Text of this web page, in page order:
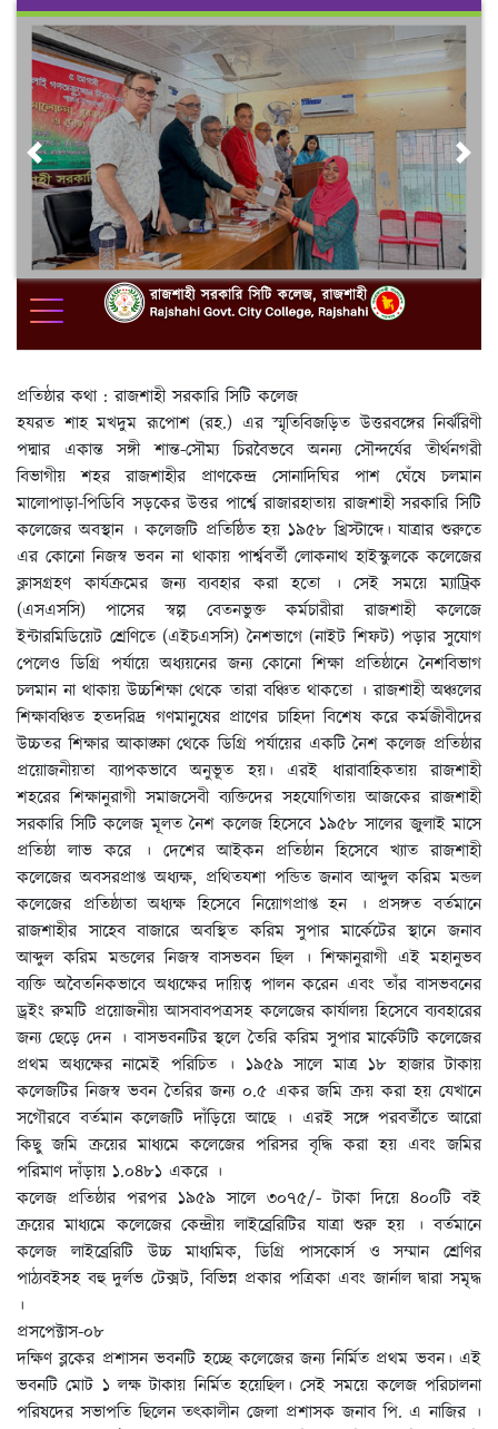
Skip
content
Previous
প্রতিষ্ঠার কথা : রাজশাহী সরকারি সিটি কলেজ
হযরত শাহ মখদুম রূপোশ (রহ.) এর স্মৃতিবিজড়িত উত্তরবঙ্গের নির্ঝরিণী
পদ্মার একান্ত সঙ্গী শান্ত-সৌম্য চিরবৈভবে অনন্য সৌন্দর্যের তীর্থনগরী
বিভাগীয় শহর রাজশাহীর প্রাণকেন্দ্র সোনাদিঘির পাশ ঘেঁষে চলমান
মালোপাড়া-পিডিবি সড়কের উত্তর পার্শ্বে রাজারহাতায় রাজশাহী সরকারি সিটি
কলেজের অবস্থান । কলেজটি প্রতিষ্ঠিত হয় ১৯৫৮ খ্রিস্টাব্দে। যাত্রার শুরুতে
এর কোনো নিজস্ব ভবন না থাকায় পার্শ্ববর্তী লোকনাথ হাইস্কুলকে কলেজের
ক্লাসগ্রহণ কার্যক্রমের জন্য ব্যবহার করা হতো । সেই সময়ে ম্যাট্রিক
(এসএসসি) পাসের স্বল্প বেতনভুক্ত কর্মচারীরা রাজশাহী কলেজে
ইন্টারমিডিয়েট শ্রেণিতে (এইচএসসি) নৈশভাগে (নাইট শিফট) পড়ার সুযোগ
পেলেও ডিগ্রি পর্যায়ে অধ্যয়নের জন্য কোনো শিক্ষা প্রতিষ্ঠানে নৈশবিভাগ
চলমান না থাকায় উচ্চশিক্ষা থেকে তারা বঞ্চিত থাকতো । রাজশাহী অঞ্চলের
শিক্ষাবঞ্চিত হতদরিদ্র গণমানুষের প্রাণের চাহিদা বিশেষ করে কর্মজীবীদের
উচ্চতর শিক্ষার আকাঙ্ক্ষা থেকে ডিগ্রি পর্যায়ের একটি নৈশ কলেজ প্রতিষ্ঠার
প্রয়োজনীয়তা ব্যাপকভাবে অনুভূত হয়। এরই ধারাবাহিকতায় রাজশাহী
শহরের শিক্ষানুরাগী সমাজসেবী ব্যক্তিদের সহযোগিতায় আজকের রাজশাহী
সরকারি সিটি কলেজ মূলত নৈশ কলেজ হিসেবে ১৯৫৮ সালের জুলাই মাসে
প্রতিষ্ঠা লাভ করে । দেশের আইকন প্রতিষ্ঠান হিসেবে খ্যাত রাজশাহী
কলেজের অবসরপ্রাপ্ত অধ্যক্ষ, প্রথিতযশা পন্ডিত জনাব আব্দুল করিম মন্ডল
কলেজের প্রতিষ্ঠাতা অধ্যক্ষ হিসেবে নিয়োগপ্রাপ্ত হন । প্রসঙ্গত বর্তমানে
রাজশাহীর সাহেব বাজারে অবস্থিত করিম সুপার মার্কেটের স্থানে জনাব
আব্দুল করিম মন্ডলের নিজস্ব বাসভবন ছিল । শিক্ষানুরাগী এই মহানুভব
ব্যক্তি অবৈতনিকভাবে অধ্যক্ষের দায়িত্ব পালন করেন এবং তাঁর বাসভবনের
ড্রইং রুমটি প্রয়োজনীয় আসবাবপত্রসহ কলেজের কার্যালয় হিসেবে ব্যবহারের
জন্য ছেড়ে দেন । বাসভবনটির স্থলে তৈরি করিম সুপার মার্কেটটি কলেজের
প্রথম অধ্যক্ষের নামেই পরিচিত । ১৯৫৯ সালে মাত্র ১৮ হাজার টাকায়
কলেজটির নিজস্ব ভবন তৈরির জন্য ০.৫ একর জমি ক্রয় করা হয় যেখানে
সগৌরবে বর্তমান কলেজটি দাঁড়িয়ে আছে । এরই সঙ্গে পরবর্তীতে আরো
কিছু জমি ক্রয়ের মাধ্যমে কলেজের পরিসর বৃদ্ধি করা হয় এবং জমির
পরিমাণ দাঁড়ায় ১.০৪৮১ একরে ।
কলেজ প্রতিষ্ঠার পরপর ১৯৫৯ সালে ৩০৭৫/- টাকা দিয়ে ৪০০টি বই
ক্রয়ের মাধ্যমে কলেজের কেন্দ্রীয় লাইব্রেরিটির যাত্রা শুরু হয় । বর্তমানে
কলেজ লাইব্রেরিটি উচ্চ মাধ্যমিক, ডিগ্রি পাসকোর্স ও সম্মান শ্রেণির
পাঠ্যবইসহ বহু দুর্লভ টেক্সট, বিভিন্ন প্রকার পত্রিকা এবং জার্নাল দ্বারা সমৃদ্ধ
।
প্রসপেক্টাস-০৮
দক্ষিণ ব্লকের প্রশাসন ভবনটি হচ্ছে কলেজের জন্য নির্মিত প্রথম ভবন। এই
ভবনটি মোট ১ লক্ষ টাকায় নির্মিত হয়েছিল। সেই সময়ে কলেজ পরিচালনা
পরিষদের সভাপতি ছিলেন তৎকালীন জেলা প্রশাসক জনাব পি. এ নাজির ।